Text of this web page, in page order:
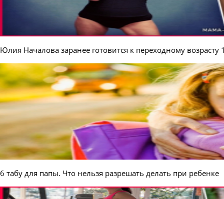
Юлия Началова заранее готовится к переходному возрасту
6 табу для папы. Что нельзя разрешать делать при ребенке